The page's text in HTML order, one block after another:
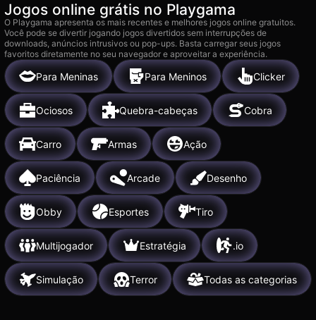
Jogos online grátis no Playgama
O Playgama apresenta os mais recentes e melhores jogos online gratuitos.
Você pode se divertir jogando jogos divertidos sem interrupções de
downloads, anúncios intrusivos ou pop-ups. Basta carregar seus jogos
favoritos diretamente no seu navegador e aproveitar a experiência.
Para Meninas Para Meninos Clicker
Ociosos Quebra-cabeças Cobra
Carro Armas Ação
Paciência Arcade Desenho
Obby Esportes Tiro
Multijogador Estratégia .io
Simulação Terror Todas as categorias